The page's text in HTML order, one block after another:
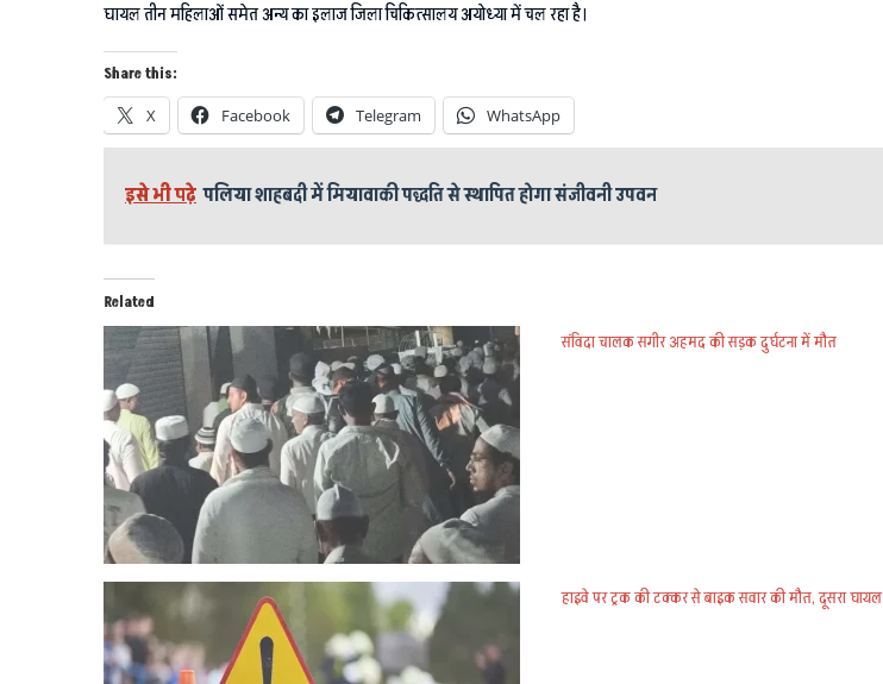
घायल तीन महिलाओं समेत अन्य का इलाज जिला चिकित्सालय अयोध्या में चल रहा है।
Share this:
X Facebook Telegram WhatsApp
इसे भी पढ़े पलिया शाहबदी में मियावाकी पद्धति से स्थापित होगा संजीवनी उपवन
Related
संविदा चालक सगीर अहमद की सड़क दुर्घटना में मौत
हाइवे पर ट्रक की टक्कर से बाइक सवार की मौत, दूसरा घायल